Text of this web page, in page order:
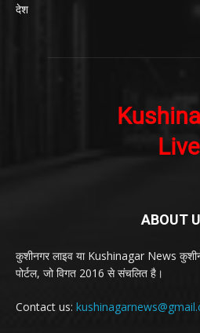
देश
ABOUT
कुशीनगर लाइव या Kushinagar News
पोर्टल, जो विगत 2016 से संचलित है।
Contact us: